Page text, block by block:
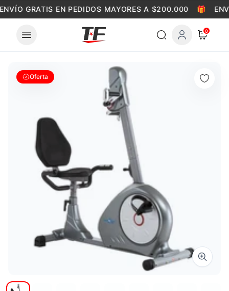
Skip to contentGRATIS EN PEDIDOS MAYORES A $200.000 🎁
0
Oferta
Zoom